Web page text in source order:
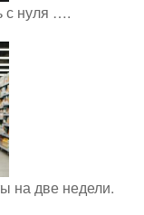
с нуля ….
на две недели.